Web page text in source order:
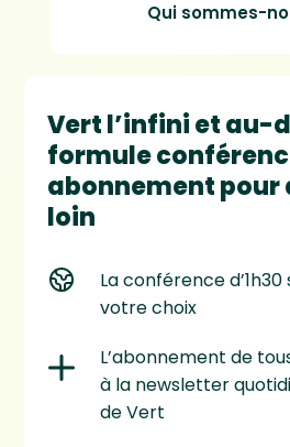
Qui sommes-
Vert l’infini et au-
formule
abonnement pour
loin
La conférence
votre choix
L’abonnement de
à la newsletter
de Vert